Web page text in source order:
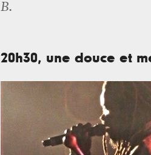
B.
20h30, une douce et